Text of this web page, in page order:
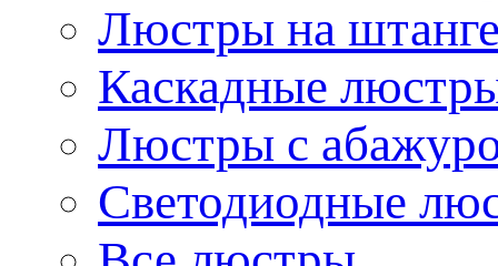
Люстры на
Каскадные
Люстры с
Светодиодные